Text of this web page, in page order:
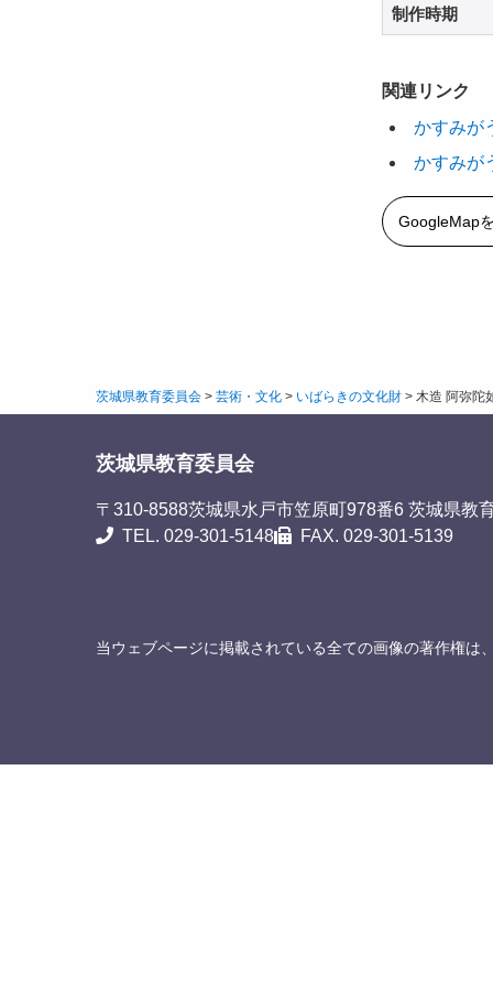
制作時期
関連リンク
かすみが
かすみが
GoogleMap
茨城県教育委員会 > 芸術・文化 > いばらきの文化財 > 木造 阿弥陀
茨城県教育委員会
〒310-8588茨城県水戸市笠原町978番6 茨城県教
TEL. 029-301-5148
FAX. 029-301-5139
当ウェブページに掲載されている全ての画像の著作権